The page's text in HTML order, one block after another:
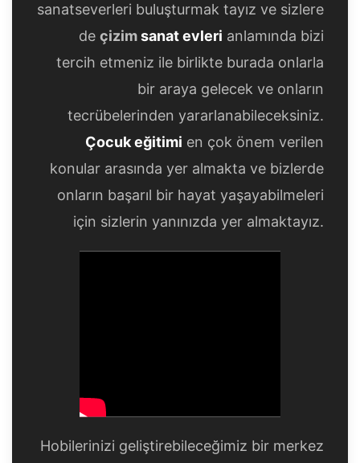
sanatseverleri buluşturmak tayız ve sizlere
de çizimsanat evleri anlamında bizi
tercih etmeniz ile birlikte burada onlarla
bir araya gelecek ve onların
tecrübelerinden yararlanabileceksiniz.
Çocuk eğitimi en çok önem verilen
konular arasında yer almakta ve bizlerde
onların başarıl bir hayat yaşayabilmeleri
için sizlerin yanınızda yer almaktayız.
Hobilerinizi geliştirebileceğimiz bir merkez